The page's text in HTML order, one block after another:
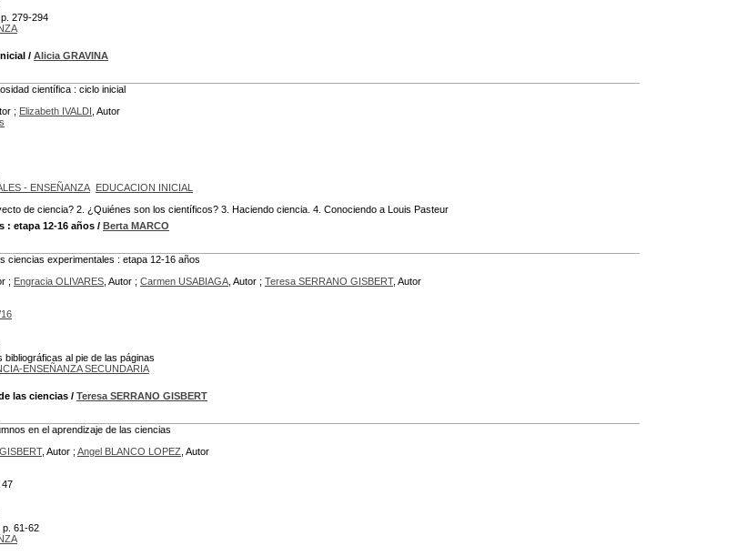
279-294
/ Alicia GRAVINA
científica : ciclo inicial
; Elizabeth IVALDI , Autor
- ENSEÑANZA EDUCACION INICIAL
de ciencia? 2. ¿Quiénes son los científicos? 3. Haciendo ciencia. 4. Conociendo a Louis Pasteur
: etapa 12-16 años / Berta MARCO
ciencias experimentales : etapa 12-16 años
; Engracia OLIVARES , Autor ; Carmen USABIAGA , Autor ; Teresa SERRANO GISBERT, Autor
bibliográficas al pie de las páginas
ENSEÑANZA SECUNDARIA
las ciencias / Teresa SERRANO GISBERT
en el aprendizaje de las ciencias
, Autor ; Angel BLANCO LOPEZ , Autor
47
p. 61-62